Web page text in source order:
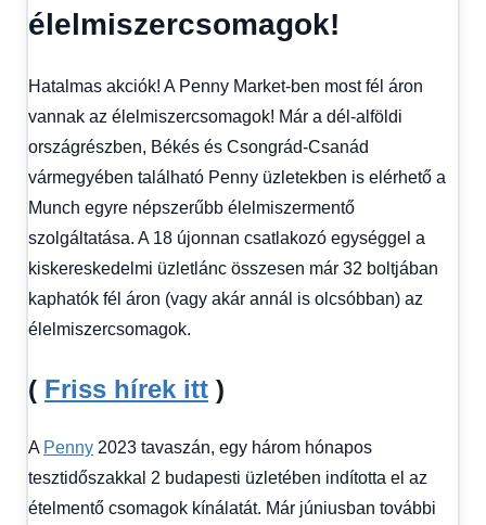
élelmiszercsomagok!
Hatalmas akciók! A Penny Market-ben most fél áron
vannak az élelmiszercsomagok! Már a dél-alföldi
országrészben, Békés és Csongrád-Csanád
vármegyében található Penny üzletekben is elérhető a
Munch egyre népszerűbb élelmiszermentő
szolgáltatása. A 18 újonnan csatlakozó egységgel a
kiskereskedelmi üzletlánc összesen már 32 boltjában
kaphatók fél áron (vagy akár annál is olcsóbban) az
élelmiszercsomagok.
( Friss hírek itt )
A Penny 2023 tavaszán, egy három hónapos
tesztidőszakkal 2 budapesti üzletében indította el az
ételmentő csomagok kínálatát. Már júniusban további